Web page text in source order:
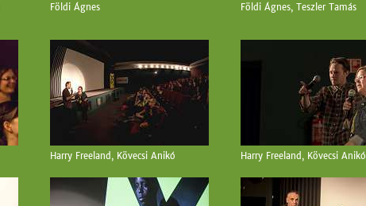
Földi Ágnes Földi Ágnes, Teszler Tamás
Harry Freeland, Kövecsi Anikó Harry Freeland, Kövecsi Anikó